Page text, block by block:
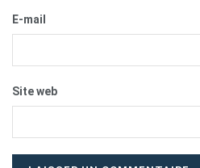
E-mail
Site web